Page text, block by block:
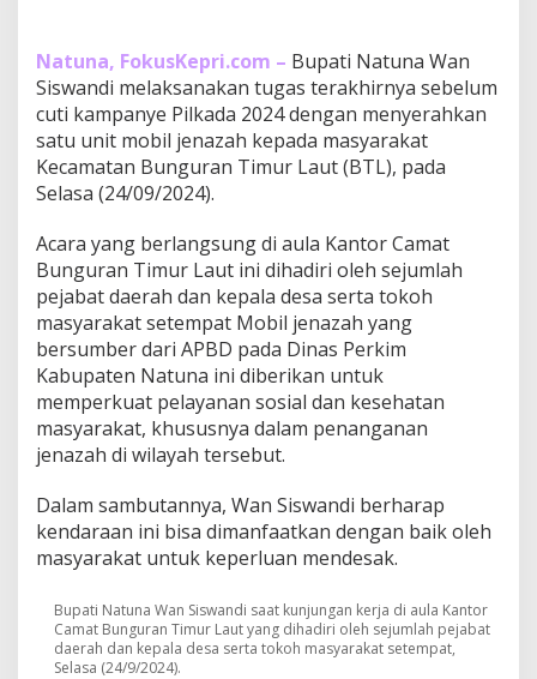
n
y
e
B
u
t
i
a
t
u
n
a
K
u
n
e
r
k
e
u
n
g
Natuna, FokusKepri.com – Bupati Natuna Wan
Siswandi melaksanakan tugas terakhirnya sebelum
cuti kampanye Pilkada 2024 dengan menyerahkan
satu unit mobil jenazah kepada masyarakat
Kecamatan Bunguran Timur Laut (BTL), pada
Selasa (24/09/2024).
Acara yang berlangsung di aula Kantor Camat
Bunguran Timur Laut ini dihadiri oleh sejumlah
pejabat daerah dan kepala desa serta tokoh
masyarakat setempat Mobil jenazah yang
bersumber dari APBD pada Dinas Perkim
Kabupaten Natuna ini diberikan untuk
memperkuat pelayanan sosial dan kesehatan
masyarakat, khususnya dalam penanganan
jenazah di wilayah tersebut.
Dalam sambutannya, Wan Siswandi berharap
kendaraan ini bisa dimanfaatkan dengan baik oleh
masyarakat untuk keperluan mendesak.
Bupati Natuna Wan Siswandi saat kunjungan kerja di aula Kantor
Camat Bunguran Timur Laut yang dihadiri oleh sejumlah pejabat
daerah dan kepala desa serta tokoh masyarakat setempat,
Selasa (24/9/2024).